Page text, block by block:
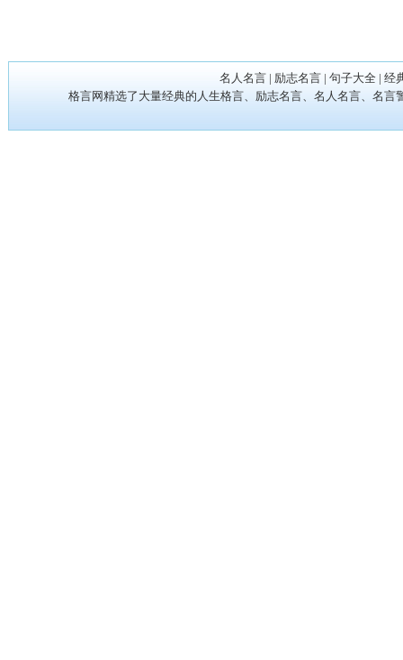
名人名言 | 励志名言 | 句子大全 | 经
格言网精选了大量经典的人生格言、励志名言、名人名言、名